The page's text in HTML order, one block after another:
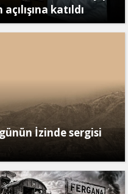
katıldı
İzinde sergisi